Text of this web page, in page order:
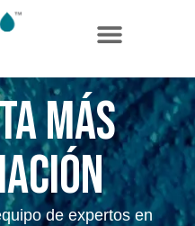
MÁS
de expertos en